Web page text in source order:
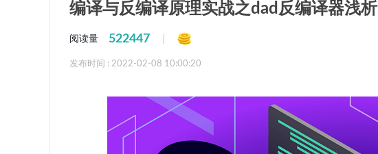
编译与反编译原理实战之dad反编译器浅析
阅读量 522447
发布时间 : 2022-02-08 10:00:20